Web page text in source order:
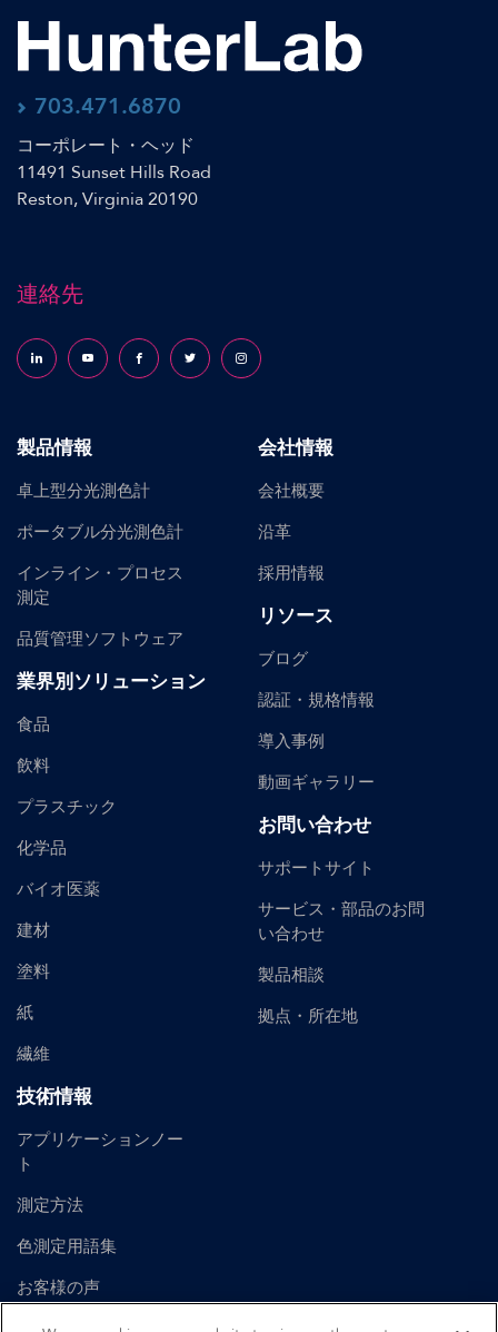
703.471.6870
コーポレート・ヘッド
11491 Sunset Hills Road
Reston, Virginia 20190
連絡先
Follow us on LinkedInFollow us on YouTubeFollow us on Facebook
Follow us on X (formerly Twitter)
Follow us on Instagram
製品情報
卓上型分光測色計
ポータブル分光測色計
インライン・プロセス
測定
品質管理ソフトウェア
業界別ソリューション
食品
飲料
プラスチック
化学品
バイオ医薬
建材
塗料
紙
繊維
技術情報
アプリケーションノー
ト
測定方法
色測定用語集
お客様の声
会社情報
会社概要
沿革
採用情報
リソース
ブログ
認証・規格情報
導入事例
動画ギャラリー
お問い合わせ
サポートサイト
サービス・部品のお問
い合わせ
製品相談
拠点・所在地